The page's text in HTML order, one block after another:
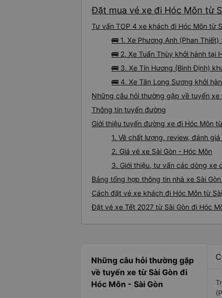
Đặt mua vé xe đi Hóc Môn từ
Tư vấn TOP 4 xe khách đi Hóc Môn từ
🚌 1. Xe Phương Anh (Phan
🚌 2. Xe Tuấn Thùy khởi hành tại
🚌 3. Xe Tín Hương (Bình Định)
🚌 4. Xe Tân Long Sương khởi
Những câu hỏi thường gặp về tuyến xe
Thông tin tuyến đường
Giới thiệu tuyến đường xe đi Hóc Môn
1. Về chất lượng, review, đánh
2. Giá vé xe Sài Gòn - Hóc Môn
3. Giới thiệu, tư vấn các dòng xe
Bảng tổng hợp thông tin nhà xe Sài
Cách đặt vé xe khách đi Hóc Môn từ
Đặt vé xe Tết 2027 từ Sài Gòn đi Hóc
Những câu hỏi thường gặp
về tuyến xe từ Sài Gòn đi
Hóc Môn - Sài Gòn